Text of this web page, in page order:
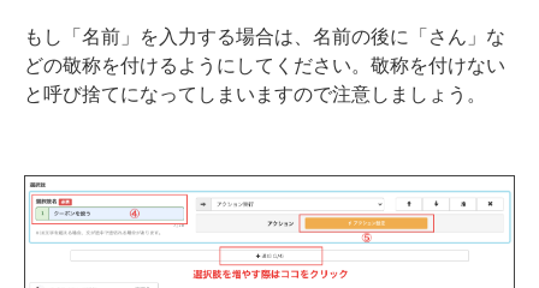
もし「名前」を入力する場合は、名前の後に「さん」な
どの敬称を付けるようにしてください。敬称を付けない
と呼び捨てになってしまいますので注意しましょう。